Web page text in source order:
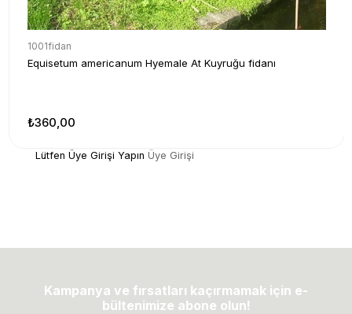
1001fidan
Equisetum americanum Hyemale At Kuyruğu fidanı
₺360,00
Lütfen Üye Girişi Yapın Üye Girişi
Kampanya ve fırsatları kaçırmamak için e-
bültenimize abone olun!